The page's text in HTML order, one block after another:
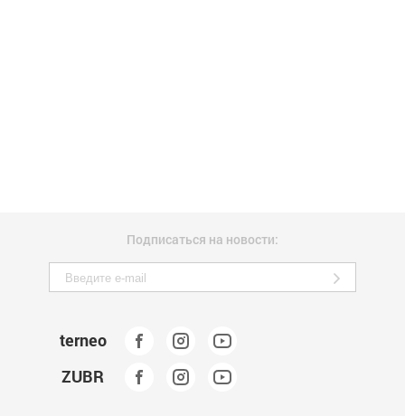
Подписаться на новости:
terneo
ZUBR